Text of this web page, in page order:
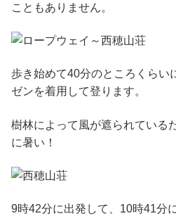
こともありません。
歩き始めて40分のところくらい
ゼンを着用して登ります。
樹林によって風が遮られている
に暑い！
9時42分に出発して、10時41分